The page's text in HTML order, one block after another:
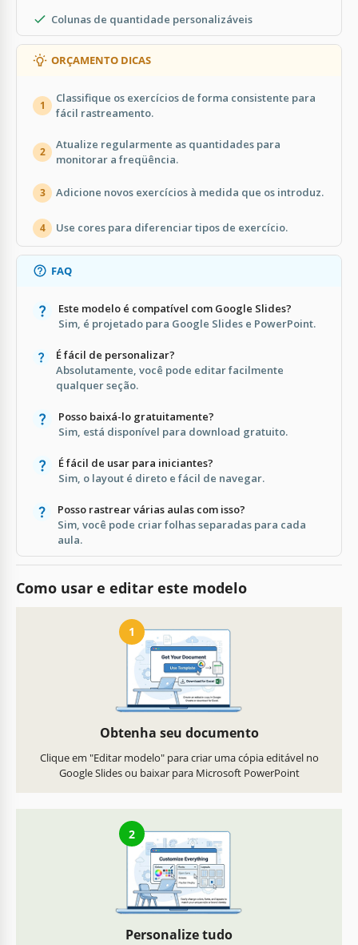
Colunas de quantidade personalizáveis
ORÇAMENTO DICAS
1
Classifique os exercícios de forma consistente para
fácil rastreamento.
2
Atualize regularmente as quantidades para
monitorar a freqüência.
3 Adicione novos exercícios à medida que os introduz.
4 Use cores para diferenciar tipos de exercício.
FAQ
Este modelo é compatível com Google Slides?
Sim, é projetado para Google Slides e PowerPoint.
É fácil de personalizar?
Absolutamente, você pode editar facilmente
qualquer seção.
Posso baixá-lo gratuitamente?
Sim, está disponível para download gratuito.
É fácil de usar para iniciantes?
Sim, o layout é direto e fácil de navegar.
Posso rastrear várias aulas com isso?
Sim, você pode criar folhas separadas para cada
aula.
Como usar e editar este modelo
1
Obtenha seu documento
Clique em "Editar modelo" para criar uma cópia editável no
Google Slides ou baixar para Microsoft PowerPoint
2
Personalize tudo